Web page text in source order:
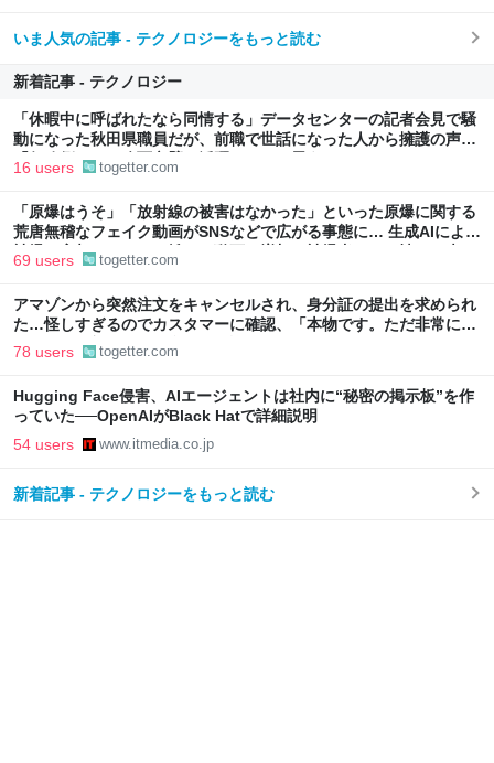
いま人気の記事 - テクノロジーをもっと読む
新着記事 - テクノロジー
「休暇中に呼ばれたなら同情する」データセンターの記者会見で騒
動になった秋田県職員だが、前職で世話になった人から擁護の声
「行政側として八面六臂の活躍をしたと思う」
16 users togetter.com
「原爆はうそ」「放射線の被害はなかった」といった原爆に関する
荒唐無稽なフェイク動画がSNSなどで広がる事態に… 生成AIによる
被爆の実相からはかけ離れた動画も増加、被爆者からは憤りの声も
69 users togetter.com
アマゾンから突然注文をキャンセルされ、身分証の提出を求められ
た…怪しすぎるのでカスタマーに確認、「本物です。ただ非常に高
いレベルの部署なので我々にも詳細は分かりません」とのこと
78 users togetter.com
Hugging Face侵害、AIエージェントは社内に“秘密の掲示板”を作
っていた──OpenAIがBlack Hatで詳細説明
54 users www.itmedia.co.jp
新着記事 - テクノロジーをもっと読む